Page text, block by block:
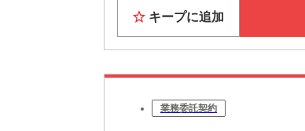
キープに追加
業務委託契約